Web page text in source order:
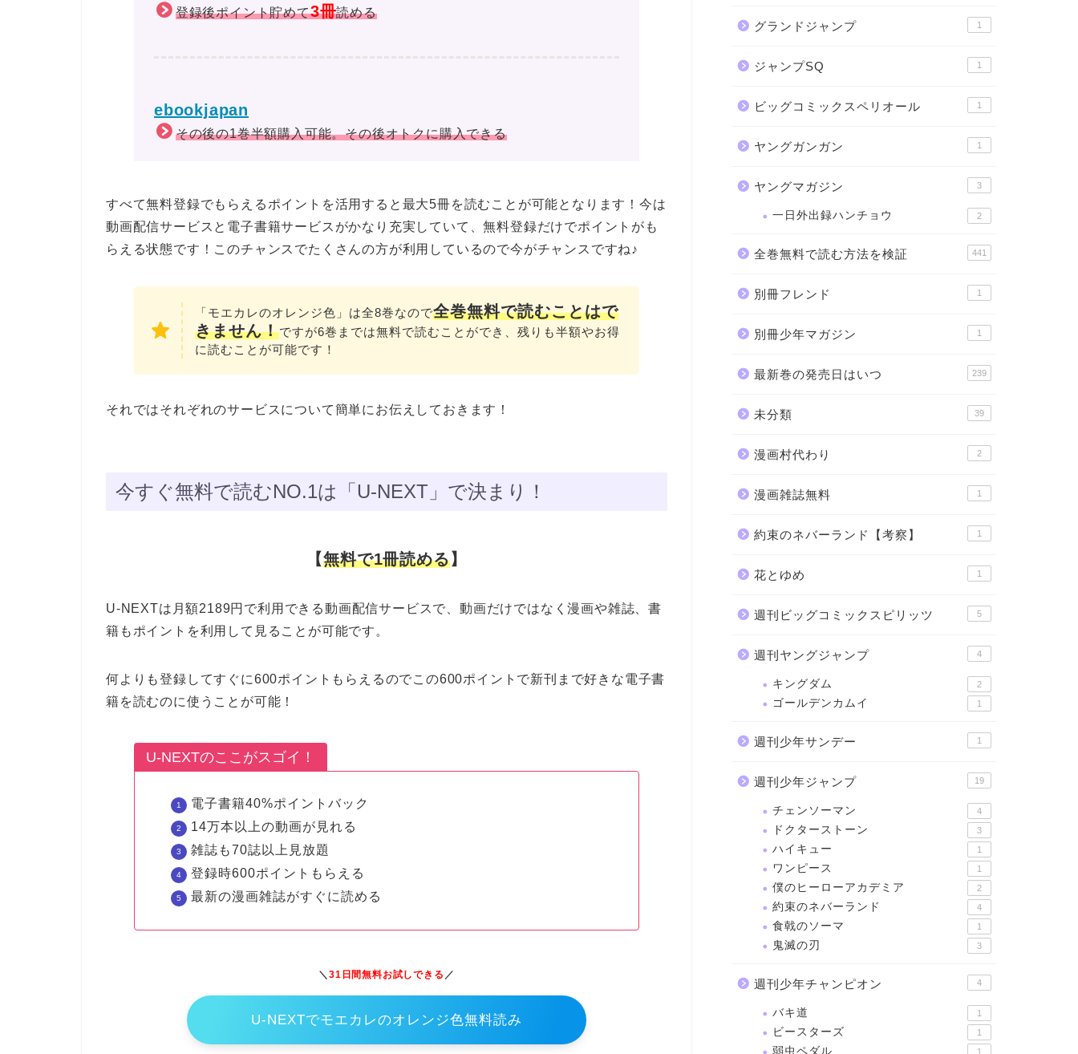
登録後ポイント貯めて3冊読める
ebookjapan
その後の1巻半額購入可能。その後オトクに購入できる
すべて無料登録でもらえるポイントを活用すると最大5冊を読むことが可能となります！今は
動画配信サービスと電子書籍サービスがかなり充実していて、無料登録だけでポイントがも
らえる状態です！このチャンスでたくさんの方が利用しているので今がチャンスですね♪
「モエカレのオレンジ色」は全8巻なので全巻無料で読むことはで
きません！ですが6巻までは無料で読むことができ、残りも半額やお得
に読むことが可能です！
それではそれぞれのサービスについて簡単にお伝えしておきます！
今すぐ無料で読むNO.1は「U-NEXT」で決まり！
【無料で1冊読める】
U-NEXTは月額2189円で利用できる動画配信サービスで、動画だけではなく漫画や雑誌、書
籍もポイントを利用して見ることが可能です。
何よりも登録してすぐに600ポイントもらえるのでこの600ポイントで新刊まで好きな電子書
籍を読むのに使うことが可能！
U-NEXTのここがスゴイ！
電子書籍40%ポイントバック
14万本以上の動画が見れる
雑誌も70誌以上見放題
登録時600ポイントもらえる
最新の漫画雑誌がすぐに読める
＼31日間無料お試しできる ／
U-NEXTでモエカレのオレンジ色無料読み
グランドジャンプ 1
ジャンプSQ 1
ビッグコミックスペリオール 1
ヤングガンガン 1
ヤングマガジン 3
一日外出録ハンチョウ 2
全巻無料で読む方法を検証 441
別冊フレンド 1
別冊少年マガジン 1
最新巻の発売日はいつ 239
未分類 39
漫画村代わり 2
漫画雑誌無料 1
約束のネバーランド【考察】 1
花とゆめ 1
週刊ビッグコミックスピリッツ 5
週刊ヤングジャンプ 4
キングダム 2
ゴールデンカムイ 1
週刊少年サンデー 1
週刊少年ジャンプ 19
チェンソーマン 4
ドクターストーン 3
ハイキュー 1
ワンピース 1
僕のヒーローアカデミア 2
約束のネバーランド 4
食戟のソーマ 1
鬼滅の刃 3
週刊少年チャンピオン 4
バキ道 1
ビースターズ 1
弱虫ペダル 1